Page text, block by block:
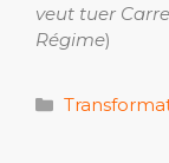
veut tuer
Régime)
Catégories